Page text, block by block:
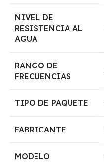
NIVEL DE
RESISTENCIA AL
AGUA
RANGO DE
FRECUENCIAS
TIPO DE PAQUETE
FABRICANTE
MODELO